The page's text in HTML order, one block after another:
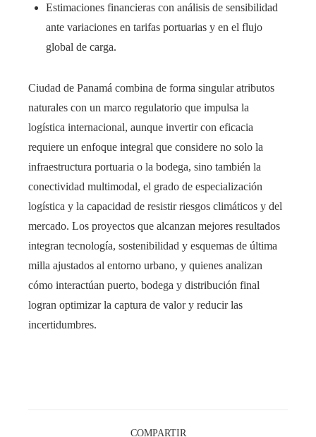
Estimaciones financieras con análisis de sensibilidad
ante variaciones en tarifas portuarias y en el flujo
global de carga.
Ciudad de Panamá combina de forma singular atributos
naturales con un marco regulatorio que impulsa la
logística internacional, aunque invertir con eficacia
requiere un enfoque integral que considere no solo la
infraestructura portuaria o la bodega, sino también la
conectividad multimodal, el grado de especialización
logística y la capacidad de resistir riesgos climáticos y del
mercado. Los proyectos que alcanzan mejores resultados
integran tecnología, sostenibilidad y esquemas de última
milla ajustados al entorno urbano, y quienes analizan
cómo interactúan puerto, bodega y distribución final
logran optimizar la captura de valor y reducir las
incertidumbres.
COMPARTIR